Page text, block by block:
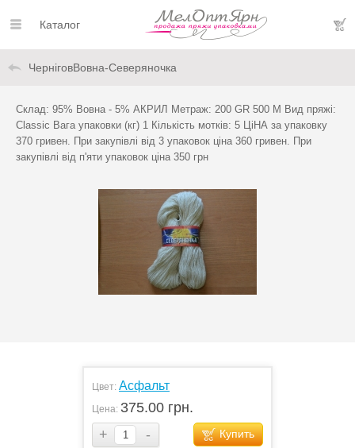
Каталог
ЧерніговВовна-Северяночка
Склад: 95% Вовна - 5% АКРИЛ Метраж: 200 GR 500 M Вид пряжі:
Classic Вага упаковки (кг) 1 Кількість мотків: 5 ЦіНА за упаковку
370 гривен. При закупівлі від 3 упаковок ціна 360 гривен. При
закупівлі від п'яти упаковок ціна 350 грн
Цвет: Асфальт
Цена: 375.00 грн.
+
- Купить